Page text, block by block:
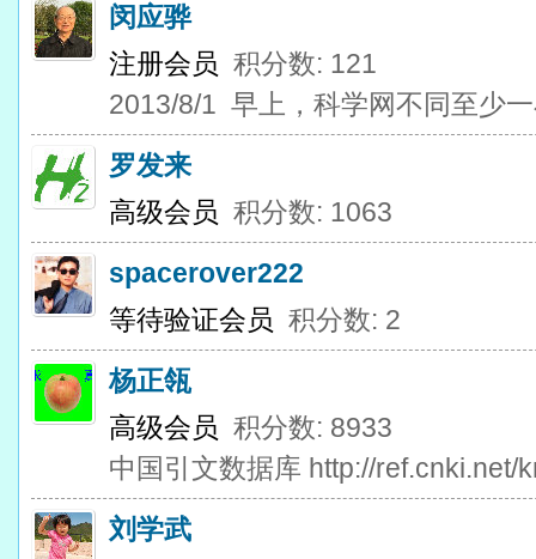
闵应骅
注册会员 积分数: 121
2013/8/1 早上，科学网不同至少
罗发来
高级会员 积分数: 1063
spacerover222
等待验证会员 积分数: 2
杨正瓴
高级会员 积分数: 8933
中国引文数据库 http://ref.cnki.net/
刘学武